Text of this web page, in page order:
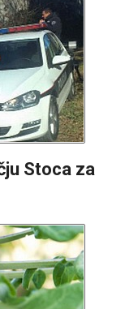
Stoca za